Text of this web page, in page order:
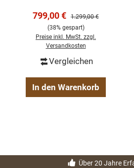
Verkaufspreis:
799,00 € Regulärer Preis:
1.299,00 €
(38% gespart)
Preise inkl. MwSt. zzgl.
Versandkosten
Vergleichen
In den Warenkorb
Über 20 Jahre